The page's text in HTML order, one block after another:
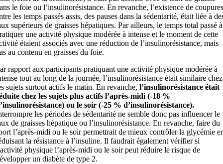
le foie ou l’insulinorésistance. En revanche, l’existence de coupures
les temps passés assis, des pauses dans la sédentarité, était liée à
supérieurs de graisses hépatiques. Par ailleurs, le temps total passé à
une activité physique modérée à intense et le moment de cette
étaient associés avec une réduction de l’insulinorésistance, mais
au contenu en graisses du foie.
rapport aux participants pratiquant une activité physique modérée à
tout au long de la journée, l’insulinorésistance était similaire chez
sujets surtout actifs le matin. En revanche, l’insulinorésistance était
chez les sujets plus actifs l’après-midi (-18 %
ou le soir (-25 % d’insulinorésistance).
les périodes de sédentarité ne semble donc pas influencer le
de graisses hépatique ou l’insulinorésistance. En revanche, faire du
l’après-midi ou le soir permettrait de mieux contrôler la glycémie
la résistance à l’insuline. Il faudrait également vérifier si
physique l’après-midi ou le soir peut réduire le risque de
un diabète de type 2.